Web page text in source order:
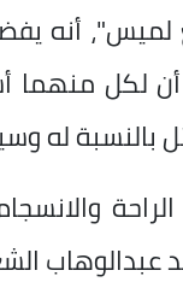
لميس"، أنه
لكل منهما
له